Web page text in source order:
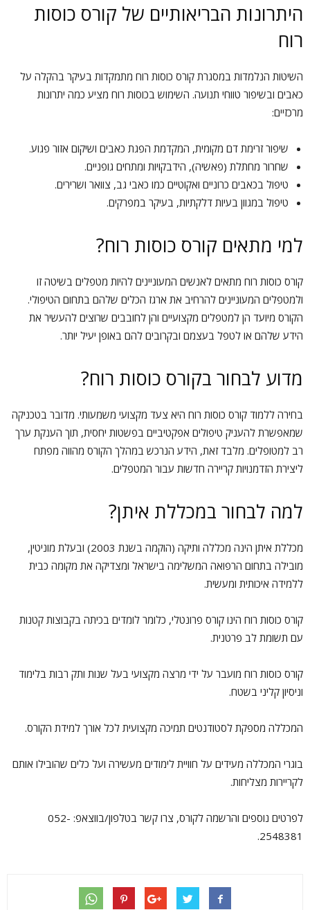
היתרונות הבריאותיים של קורס כוסות
רוח
השיטות הנלמדות במסגרת קורס כוסות רוח מתמקדות בעיקר בהקלה על
כאבים ובשיפור טווחי תנועה. השימוש בכוסות רוח מציע כמה יתרונות
מרכזיים:
שיפור זרימת דם מקומית, המקדמת הפגת כאבים ושיקום אזור פגוע.
שחרור מחתלת (פאשיה), הידבקויות ומתחים גופניים.
טיפול בכאבים כרוניים ואקוטיים כמו כאבי גב, צוואר ושרירים.
טיפול במגוון בעיות דלקתיות, בעיקר במפרקים.
למי מתאים קורס כוסות רוח?
קורס כוסות רוח מתאים לאנשים המעוניינים להיות מטפלים בשיטה זו
ולמטפלים המעוניינים להרחיב את ארגז הכלים שלהם בתחום הטיפולי.
הקורס מיועד הן למטפלים מקצועיים והן לחובבים שרוצים להעשיר את
הידע שלהם או לטפל בעצמם ובקרובים להם באופן יעיל יותר.
מדוע לבחור בקורס כוסות רוח?
בחירה ללמוד קורס כוסות רוח היא צעד מקצועי משמעותי. מדובר בטכניקה
שמאפשרת להעניק טיפולים אפקטיביים בפשטות יחסית, תוך הענקת ערך
רב למטופלים. מלבד זאת, הידע הנרכש במהלך הקורס מהווה מפתח
ליצירת הזדמנויות קריירה חדשות עבור המטפלים.
למה לבחור במכללת איתן?
מכללת איתן הינה מכללה ותיקה (הוקמה בשנת 2003) ובעלת מוניטין,
מובילה בתחום הרפואה המשלימה בישראל ומצדיקה את מקומה כבית
ללמידה איכותית ומעשית.
קורס כוסות רוח הינו קורס פרונטלי, כלומר לומדים בכיתה בקבוצות קטנות
עם תשומת לב פרטנית.
קורס כוסות רוח מועבר על ידי מרצה מקצועי בעל שנות ותק רבות בלימוד
וניסיון קליני בשטח.
המכללה מספקת לסטודנטים תמיכה מקצועית לכל אורך למידת הקורס.
בוגרי המכללה מעידים על חוויית לימודים מעשירה ועל כלים שהובילו אותם
לקריירות מצליחות.
לפרטים נוספים והרשמה לקורס, צרו קשר בטלפון/בווצאפ: 052-
2548381.